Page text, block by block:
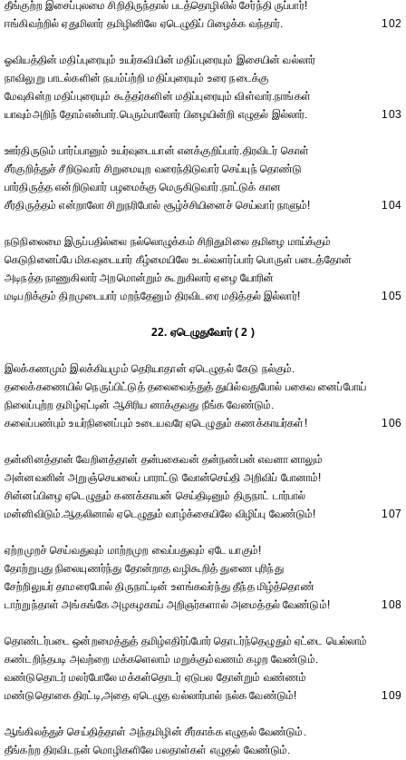
தீங்குற்ற இசைப்புலமை சிறிதிருந்தால் படத்தொழிலில் சேர்ந்தி ருப்பார்!
ஈங்கிவற்றில் ஏதுமிலார் தமிழினிலே ஏடெழுதிப் பிழைக்க வந்தார்.
102
ஓவியத்தின் மதிப்புரையும் உயர்கவியின் மதிப்புரையும் இசையின் வல்லார்
நாவிலுறு பாடல்களின் நயம்ப்ற்றி மதிப்புரையும் உரை நடைக்கு
மேவுகின்ற மதிப்புரையும் கூத்தர்களின் மதிப்புரையும் விள்வார்.நாங்கள்
யாவும்அறிந் தோம்என்பார்.பெரும்பாலோர் பிழையின்றி எழுதல் இல்லார்.
103
ஊர்திருடும் பார்ப்பானும் உயர்வுடையான் எனக்குறிப்பார்.திரவிடர் கொள்
சீர்குறித்துச் சீறிடுவார் சிறுமையுற வரைந்திடுவார் செய்யுந் தொண்டு
பார்திருத்த என்றிடுவார் பழமைக்கு மெருகிடுவார்.நாட்டுக் கான
சீர்திருத்தம் என்றாலோ சிறுநரிபோல் சூழ்ச்சியினைச் செய்வார் நாளும்!
104
நடுநிலைமை இருப்பதில்லை நல்லொழுக்கம் சிறிதுமிலை தமிழை மாய்க்கும்
கெடுநினைப்பே மிகவுடையார் கீழ்மையிலே உடல்வளர்ப்பார் பொருள் படைத்தோன்
அடிநத்த நாணுகிலார் அறமொன்றும் கூறுகிலார் ஏழை யோரின்
மடிபறிக்கும் திறமுடையார் மறந்தேனும் திரவிடரை மதித்தல் இல்லார்!
105
22. ஏடெழுதுவோர் ( 2 )
இலக்கணமும் இலக்கியமும் தெரியாதான் ஏடெழுதல் கேடு நல்கும்.
தலைக்கணையில் நெருப்பிட்டுத் தலைவைத்துத் துயில்வதுபோல் பகைவ னைப்போய்
நிலைப்புற்ற தமிழ்ஏட்டின் ஆசிரிய னாக்குவது நீங்க வேண்டும்.
கலைப்பண்பும் உயர்நினைப்பும் உடையவரே ஏடெழுதும் கணக்காயர்கள்!
106
தன்னினத்தான் வேறினத்தான் தன்பகைவன் தன்நண்பன் எவனா னாலும்
அன்னவனின் அறுஞ்செயலைப் பாராட்டு வோன்செய்தி அறிவிப் போனாம்!
சின்னப்பிழை ஏடெழுதும் கணக்காயன் செய்திடினும் திருநாட் டார்பால்
மன்னிவிடும்.ஆதலினால் ஏடெழுதும் வாழ்க்கையிலே விழிப்பு வேண்டும்!
107
ஏற்றமுறச் செய்வதுவும் மாற்றமுற வைப்பதுவும் ஏடே யாகும்!
தோற்றுபுது நிலையுணர்ந்து தோன்றாத வழிகூறித் துணை புரிந்து
சேற்றிலுயர் தாமரைபோல் திருநாட்டின் உளங்கவர்ந்து தீந்த மிழ்த்தொண்
டாற்றுந்தாள் அங்கங்கே அழகழகாய் அறிஞர்களால் அமைத்தல் வேண்டும்!
108
தொண்டர்படை ஒன்றமைத்துத் தமிழ்எதிர்ப்போர் தொடர்ந்தெழுதும் ஏட்டை யெல்லாம்
கண்டறிந்தபடி அவற்றை மக்களெலாம் மறுக்கும்வணம் கழற வேண்டும்.
வண்டுதொடர் மலர்போலே மக்கள்தொடர் ஏடுபல தோன்றும் வண்ணம்
மண்டுதொகை திரட்டி,அதை ஏடெழுத வல்லார்பால் நல்க வேண்டும்!
109
ஆங்கிலத்துச் செய்தித்தாள் அந்தமிழின் சீர்காக்க எழுதல் வேண்டும்.
தீங்கற்ற திரவிடநன் மொழிகளிலே பலதாள்கள் எழுதல் வேண்டும்.